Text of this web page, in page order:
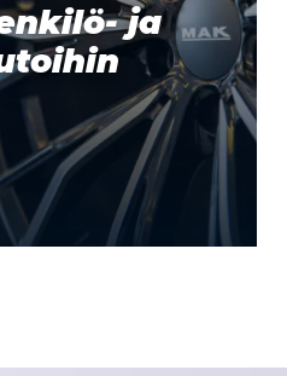
ja